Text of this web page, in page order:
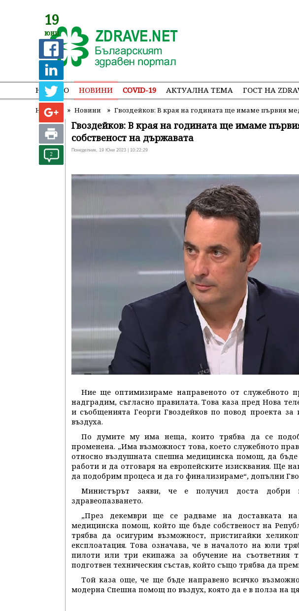
НАЧАЛО НОВИНИ COVID-19 АКТУАЛНА ТЕМА ГОСТ НА
Начало » Новини » Гвоздейков: В края на годината ще имаме първия
19
юни
2
Гвоздейков: В края на годината ще имаме
собственост на държавата
Понеделник, 19 Юни 2023 | 10:22:29
Ние ще оптимизираме направеното от служебното
надградим, съгласно правилата. Това каза пред Нова
и съобщенията Георги Гвоздейков по повод проекта
въздуха.
По думите му има неща, които трябва да се
променена. „Има възможност това, което служебното
относно въздушната спешна медицинска помощ, да
работи и да отговаря на европейските изисквания. Ще
да подобрим процеса и да го финализираме“, допълни
Министърът заяви, че е получил доста добри
здравеопазването.
„През декември ще се радваме на доставката
медицинска помощ, който ще бъде собственост на
трябва да осигурим възможност, пристигайки
експлоатация. Това означава, че в началото на юли
пилоти или три екипажа за обучение на съответния
подготвен техническия състав, който също трябва да
Той каза още, че ще бъде направено всичко
модерна Спешна помощ по въздух, която да е в полза на